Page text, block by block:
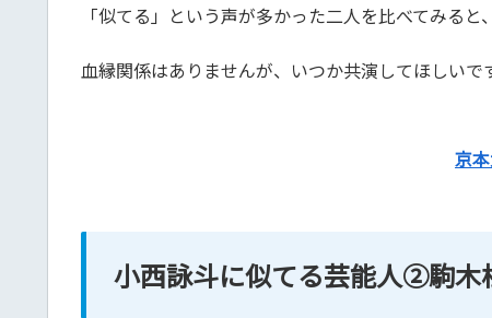
「似てる」という声が多かった二人を比べてみる
血縁関係はありませんが、いつか共演してほしいで
京
小西詠斗に似てる芸能人②駒木